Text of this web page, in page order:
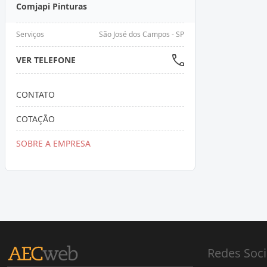
Comjapi Pinturas
Serviços São José dos Campos - SP
VER TELEFONE
CONTATO
COTAÇÃO
SOBRE A EMPRESA
Redes